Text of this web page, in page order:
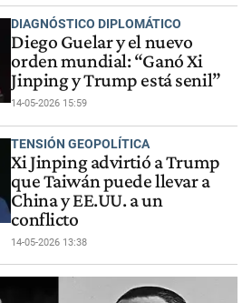
DIAGNÓSTICO DIPLOMÁTICO
Diego Guelar y el nuevo
orden mundial: “Ganó Xi
Jinping y Trump está senil”
14-05-2026 15:59
TENSIÓN GEOPOLÍTICA
Xi Jinping advirtió a Trump
que Taiwán puede llevar a
China y EE.UU. a un
conflicto
14-05-2026 13:38